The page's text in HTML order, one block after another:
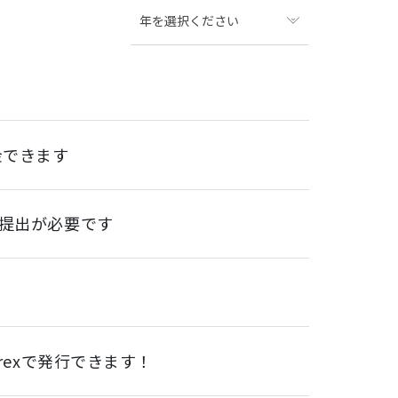
年を選択ください
きます
出が必要です
で発行できます！